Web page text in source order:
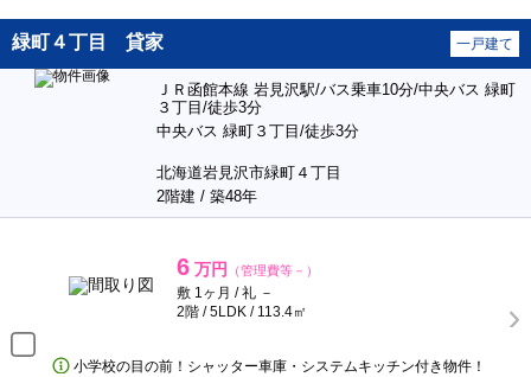
緑町４丁目 貸家 一戸建て
ＪＲ函館本線 岩見沢駅/バス乗車10分/中央バス 緑町
３丁目/徒歩3分
中央バス 緑町３丁目/徒歩3分
北海道岩見沢市緑町４丁目
2階建 / 築48年
6 万円 （管理費等－）
敷 1ヶ月 / 礼 －
2階 / 5LDK / 113.4㎡
小学校の目の前！シャッター車庫・システムキッチン付き物件！